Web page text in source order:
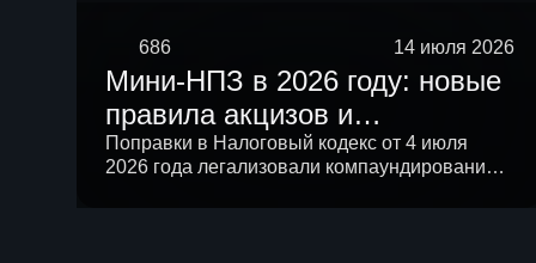
686 14 июля 2026
Мини-НПЗ в 2026 году: новые
правила акцизов и
перспективы малой
нефтепереработки в России
Поправки в Налоговый кодекс от 4 июля
2026 года легализовали компаундирование и